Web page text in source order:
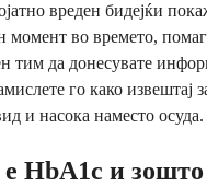
вреден бидејќи
момент во времето,
тим да донесувате
го како извештај
и насока наместо осуда.
HbA1c и